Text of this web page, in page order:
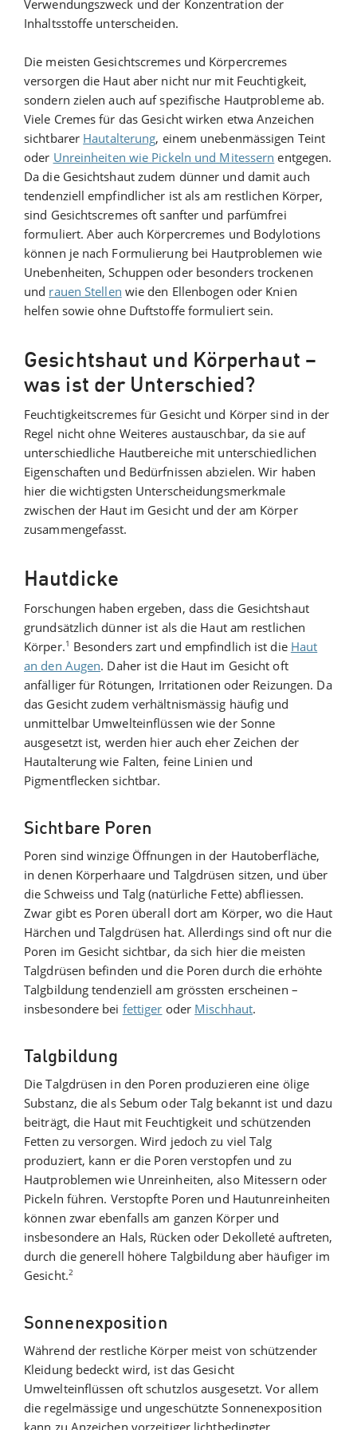
Verwendungszweck und der Konzentration der
Inhaltsstoffe unterscheiden.
Die meisten Gesichtscremes und Körpercremes
versorgen die Haut aber nicht nur mit Feuchtigkeit,
sondern zielen auch auf spezifische Hautprobleme ab.
Viele Cremes für das Gesicht wirken etwa Anzeichen
sichtbarer Hautalterung, einem unebenmässigen Teint
oder Unreinheiten wie Pickeln und Mitessern entgegen.
Da die Gesichtshaut zudem dünner und damit auch
tendenziell empfindlicher ist als am restlichen Körper,
sind Gesichtscremes oft sanfter und parfümfrei
formuliert. Aber auch Körpercremes und Bodylotions
können je nach Formulierung bei Hautproblemen wie
Unebenheiten, Schuppen oder besonders trockenen
und rauen Stellen wie den Ellenbogen oder Knien
helfen sowie ohne Duftstoffe formuliert sein.
Gesichtshaut und Körperhaut –
was ist der Unterschied?
Feuchtigkeitscremes für Gesicht und Körper sind in der
Regel nicht ohne Weiteres austauschbar, da sie auf
unterschiedliche Hautbereiche mit unterschiedlichen
Eigenschaften und Bedürfnissen abzielen. Wir haben
hier die wichtigsten Unterscheidungsmerkmale
zwischen der Haut im Gesicht und der am Körper
zusammengefasst.
Hautdicke
Forschungen haben ergeben, dass die Gesichtshaut
grundsätzlich dünner ist als die Haut am restlichen
Körper.1 Besonders zart und empfindlich ist die Haut
an den Augen. Daher ist die Haut im Gesicht oft
anfälliger für Rötungen, Irritationen oder Reizungen. Da
das Gesicht zudem verhältnismässig häufig und
unmittelbar Umwelteinflüssen wie der Sonne
ausgesetzt ist, werden hier auch eher Zeichen der
Hautalterung wie Falten, feine Linien und
Pigmentflecken sichtbar.
Sichtbare Poren
Poren sind winzige Öffnungen in der Hautoberfläche,
in denen Körperhaare und Talgdrüsen sitzen, und über
die Schweiss und Talg (natürliche Fette) abfliessen.
Zwar gibt es Poren überall dort am Körper, wo die Haut
Härchen und Talgdrüsen hat. Allerdings sind oft nur die
Poren im Gesicht sichtbar, da sich hier die meisten
Talgdrüsen befinden und die Poren durch die erhöhte
Talgbildung tendenziell am grössten erscheinen –
insbesondere bei fettiger oder Mischhaut.
Talgbildung
Die Talgdrüsen in den Poren produzieren eine ölige
Substanz, die als Sebum oder Talg bekannt ist und dazu
beiträgt, die Haut mit Feuchtigkeit und schützenden
Fetten zu versorgen. Wird jedoch zu viel Talg
produziert, kann er die Poren verstopfen und zu
Hautproblemen wie Unreinheiten, also Mitessern oder
Pickeln führen. Verstopfte Poren und Hautunreinheiten
können zwar ebenfalls am ganzen Körper und
insbesondere an Hals, Rücken oder Dekolleté auftreten,
durch die generell höhere Talgbildung aber häufiger im
Gesicht.2
Sonnenexposition
Während der restliche Körper meist von schützender
Kleidung bedeckt wird, ist das Gesicht
Umwelteinflüssen oft schutzlos ausgesetzt. Vor allem
die regelmässige und ungeschützte Sonnenexposition